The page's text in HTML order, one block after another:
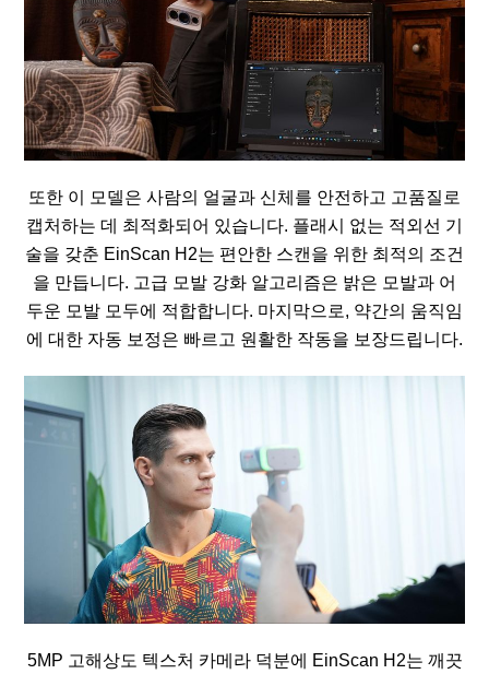
또한 이 모델은 사람의 얼굴과 신체를 안전하고 고품질로
캡처하는 데 최적화되어 있습니다. 플래시 없는 적외선 기
술을 갖춘 EinScan H2는 편안한 스캔을 위한 최적의 조건
을 만듭니다. 고급 모발 강화 알고리즘은 밝은 모발과 어
두운 모발 모두에 적합합니다. 마지막으로, 약간의 움직임
에 대한 자동 보정은 빠르고 원활한 작동을 보장드립니다.
5MP 고해상도 텍스처 카메라 덕분에 EinScan H2는 깨끗